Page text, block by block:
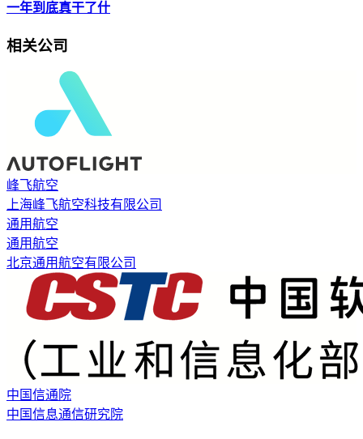
一年到底真干了什
相关公司
峰飞航空
上海峰飞航空科技有限公司
通用航空
通用航空
北京通用航空有限公司
中国信通院
中国信息通信研究院